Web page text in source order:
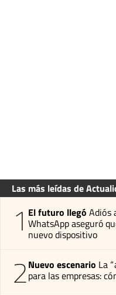
Las más leídas de
1 El futuro llegó Adiós
WhatsApp aseguró
nuevo dispositivo
2Nuevo escenario La
para las empresas: